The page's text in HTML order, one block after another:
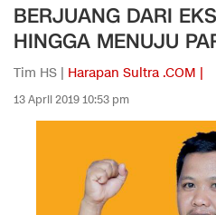
BERJUANG DARI
HINGGA MENUJU
Tim HS | Harapan Sultra .COM |
13 April 2019 10:53 pm